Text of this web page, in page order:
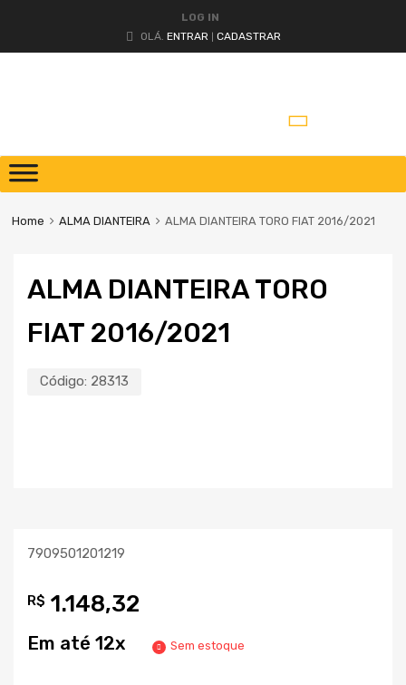
LOG IN
OLÁ. ENTRAR CADASTRAR
Pular
para
Home ALMA DIANTEIRA ALMA DIANTEIRA TORO FIAT 2016/2021
ALMA DIANTEIRA TORO
FIAT 2016/2021
Código: 28313
7909501201219
R$ 1.148,32
Em até 12x Sem estoque